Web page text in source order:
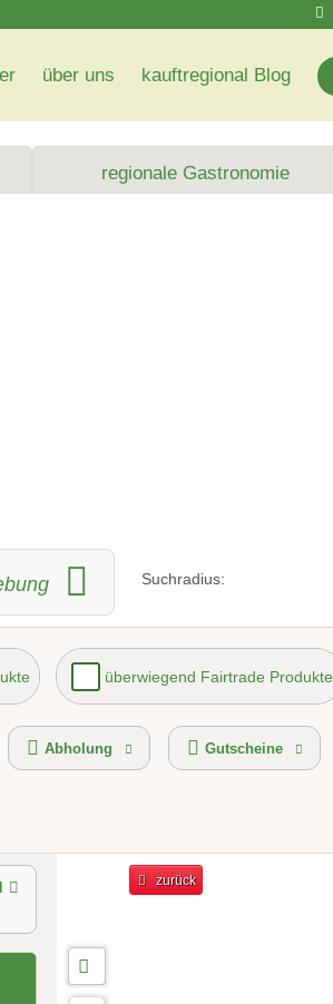
über uns kauftregional Blog
regionale Gastronomie
Suchradius:
überwiegend Fairtrade Produkte
Lieferservice kostenlose Lieferung
Abholung Gutscheine
zurück